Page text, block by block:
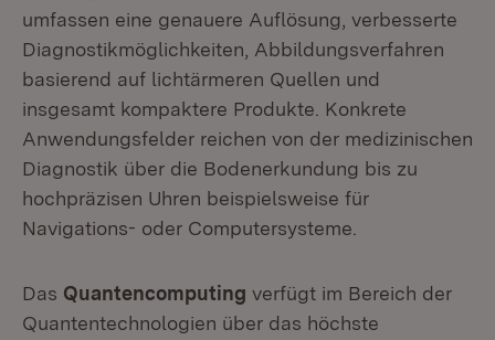
umfassen eine genauere Auflösung, verbesserte
Diagnostikmöglichkeiten, Abbildungsverfahren
basierend auf lichtärmeren Quellen und
insgesamt kompaktere Produkte. Konkrete
Anwendungsfelder reichen von der medizinischen
Diagnostik über die Bodenerkundung bis zu
hochpräzisen Uhren beispielsweise für
Navigations- oder Computersysteme.
Das Quantencomputing verfügt im Bereich der
Quantentechnologien über das höchste